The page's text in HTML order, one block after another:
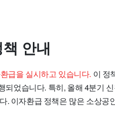
안내
급을 실시하고 있습니다. 이 정
었습니다. 특히, 올해 4분기
. 이자환급 정책은 많은 소상공